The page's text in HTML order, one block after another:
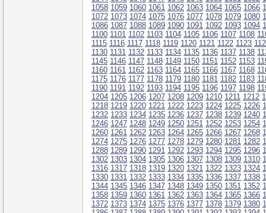
1058 1059 1060 1061 1062 1063 1064 1065 1066
1072 1073 1074 1075 1076 1077 1078 1079 1080
1086 1087 1088 1089 1090 1091 1092 1093 1094
1100 1101 1102 1103 1104 1105 1106 1107 1108
1115 1116 1117 1118 1119 1120 1121 1122 1123
1130 1131 1132 1133 1134 1135 1136 1137 1138
1145 1146 1147 1148 1149 1150 1151 1152 1153
1160 1161 1162 1163 1164 1165 1166 1167 1168
1175 1176 1177 1178 1179 1180 1181 1182 1183
1190 1191 1192 1193 1194 1195 1196 1197 1198
1204 1205 1206 1207 1208 1209 1210 1211 1212
1218 1219 1220 1221 1222 1223 1224 1225 1226
1232 1233 1234 1235 1236 1237 1238 1239 1240
1246 1247 1248 1249 1250 1251 1252 1253 1254
1260 1261 1262 1263 1264 1265 1266 1267 1268
1274 1275 1276 1277 1278 1279 1280 1281 1282
1288 1289 1290 1291 1292 1293 1294 1295 1296
1302 1303 1304 1305 1306 1307 1308 1309 1310
1316 1317 1318 1319 1320 1321 1322 1323 1324
1330 1331 1332 1333 1334 1335 1336 1337 1338
1344 1345 1346 1347 1348 1349 1350 1351 1352
1358 1359 1360 1361 1362 1363 1364 1365 1366
1372 1373 1374 1375 1376 1377 1378 1379 1380